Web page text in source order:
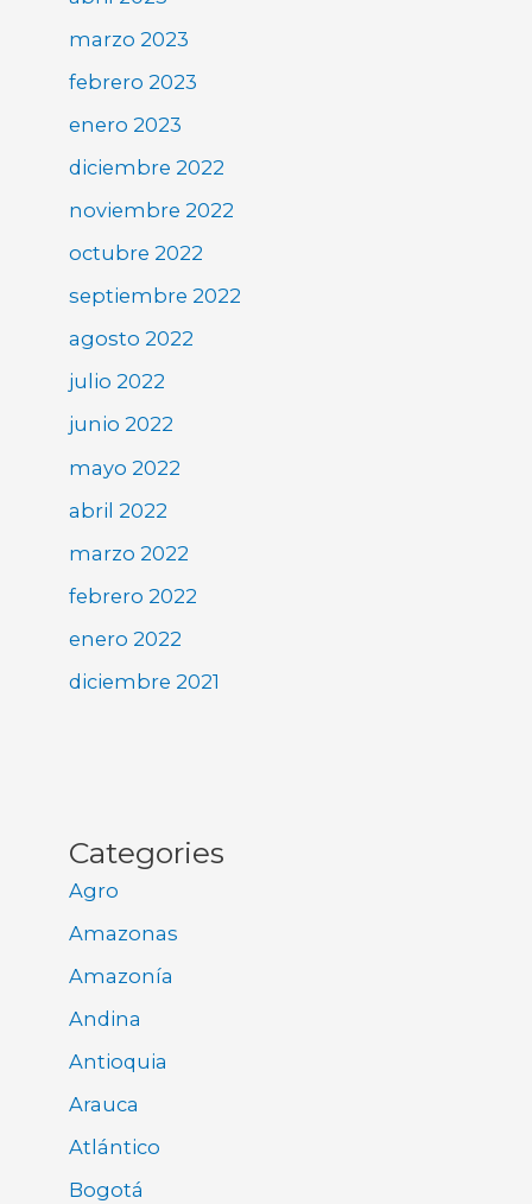
marzo 2023
febrero 2023
enero 2023
diciembre 2022
noviembre 2022
octubre 2022
septiembre 2022
agosto 2022
julio 2022
junio 2022
mayo 2022
abril 2022
marzo 2022
febrero 2022
enero 2022
diciembre 2021
Categories
Agro
Amazonas
Amazonía
Andina
Antioquia
Arauca
Atlántico
Bogotá